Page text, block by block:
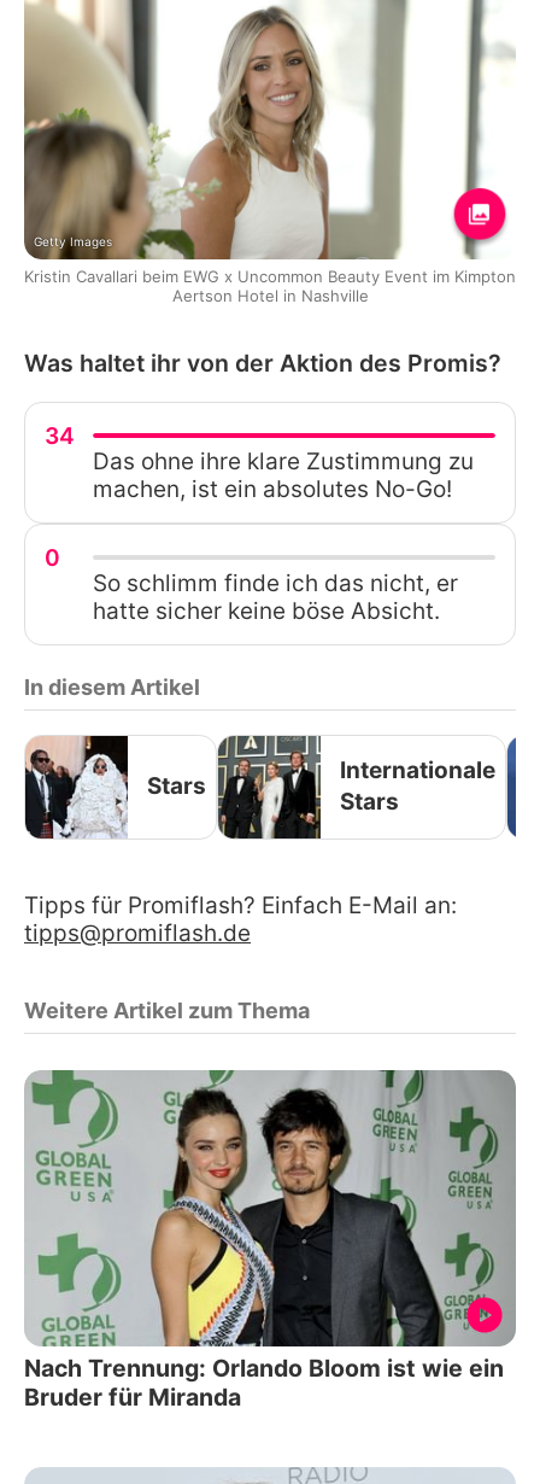
Getty Images
Kristin Cavallari beim EWG x Uncommon Beauty Event im Kimpton
Aertson Hotel in Nashville
Was haltet ihr von der Aktion des Promis?
34
Das ohne ihre klare Zustimmung zu
machen, ist ein absolutes No-Go!
0
So schlimm finde ich das nicht, er
hatte sicher keine böse Absicht.
In diesem Artikel
Stars
Internationale
Stars
Tipps für Promiflash? Einfach E-Mail an:
tipps@promiflash.de
Weitere Artikel zum Thema
Nach Trennung: Orlando Bloom ist wie ein
Bruder für Miranda